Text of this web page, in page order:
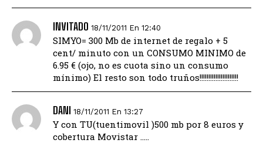
INVITADO 18/11/2011 En 12:40
SIMYO= 300 Mb de internet de regalo + 5
cent/ minuto con un CONSUMO MINIMO de
6.95 € (ojo, no es cuota sino un consumo
mínimo) El resto son todo truños!!!!!!!!!!!!!!!!!!!!!!
DANI 18/11/2011 En 13:27
Y con TU(tuentimovil )500 mb por 8 euros y
cobertura Movistar …..